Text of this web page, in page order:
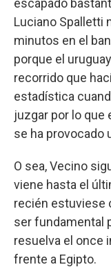
escapado
Luciano Spalletti
minutos en el
porque el
recorrido que
estadística
juzgar por lo que
se ha provocado
O sea, Vecino
viene hasta el
recién estuviese
ser fundamental
resuelva el once
frente a Egipto.